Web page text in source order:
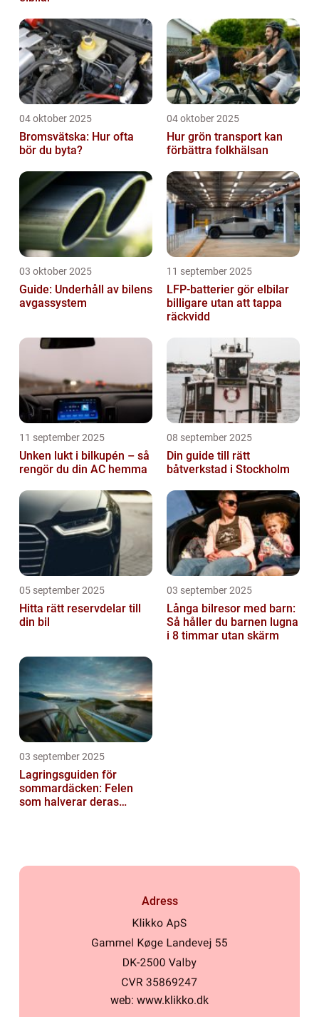
04 oktober 2025
Bromsvätska: Hur ofta
bör du byta?
04 oktober 2025
Hur grön transport kan
förbättra folkhälsan
03 oktober 2025
Guide: Underhåll av bilens
avgassystem
11 september 2025
LFP-batterier gör elbilar
billigare utan att tappa
räckvidd
11 september 2025
Unken lukt i bilkupén – så
rengör du din AC hemma
08 september 2025
Din guide till rätt
båtverkstad i Stockholm
05 september 2025
Hitta rätt reservdelar till
din bil
03 september 2025
Långa bilresor med barn:
Så håller du barnen lugna
i 8 timmar utan skärm
03 september 2025
Lagringsguiden för
sommardäcken: Felen
som halverar deras
Adress
web: www.klikko.dk